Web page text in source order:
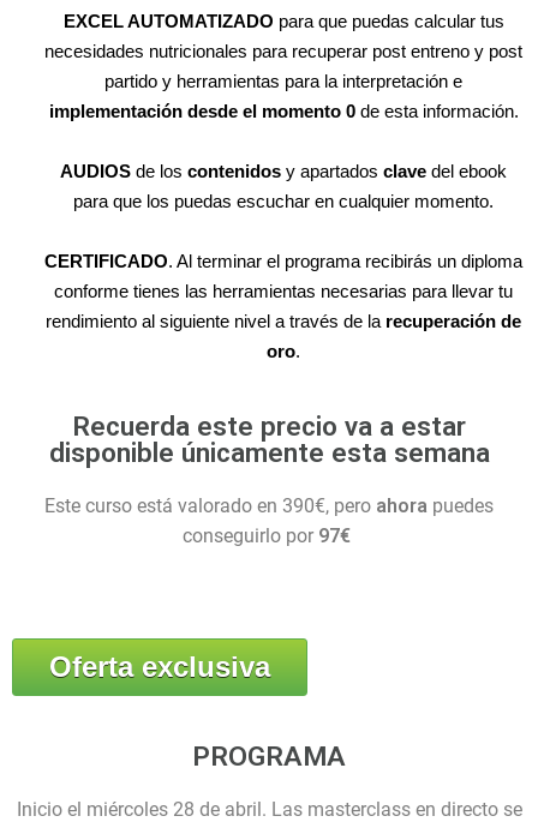
EXCEL AUTOMATIZADO para que puedas calcular tus
necesidades nutricionales para recuperar post entreno y post
partido y herramientas para la interpretación e
implementación desde el momento 0de esta información.
AUDIOS de los contenidos y apartados clave del ebook
para que los puedas escuchar en cualquier momento.
CERTIFICADO. Al terminar el programa recibirás un diploma
conforme tienes las herramientas necesarias para llevar tu
rendimiento al siguiente nivel a través de la recuperación de
oro.
Recuerda este precio va a estar
disponible únicamente esta semana
Este curso está valorado en 390€, pero ahora puedes
conseguirlo por 97€
Oferta exclusiva
PROGRAMA
Inicio el miércoles 28 de abril. Las masterclass en directo se